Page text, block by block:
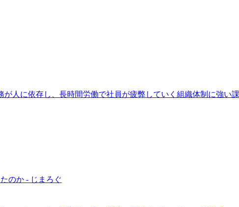
人に依存し、長時間労働で社員が疲弊していく組織体制に強い
のか - じまろぐ